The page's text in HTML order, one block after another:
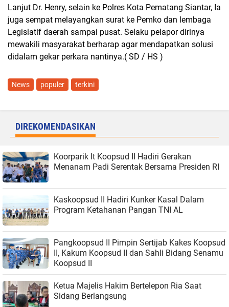
Lanjut Dr. Henry, selain ke Polres Kota Pematang Siantar, Ia
juga sempat melayangkan surat ke Pemko dan lembaga
Legislatif daerah sampai pusat. Selaku pelapor dirinya
mewakili masyarakat berharap agar mendapatkan solusi
didalam gekar perkara nantinya.( SD / HS )
News populer terkini
DIREKOMENDASIKAN
Koorparik It Koopsud II Hadiri Gerakan
Menanam Padi Serentak Bersama Presiden RI
Kaskoopsud II Hadiri Kunker Kasal Dalam
Program Ketahanan Pangan TNI AL
Pangkoopsud II Pimpin Sertijab Kakes Koopsud
II, Kakum Koopsud II dan Sahli Bidang Senamu
Koopsud II
Ketua Majelis Hakim Bertelepon Ria Saat
Sidang Berlangsung